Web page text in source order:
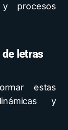
y procesos
letras
estas
y